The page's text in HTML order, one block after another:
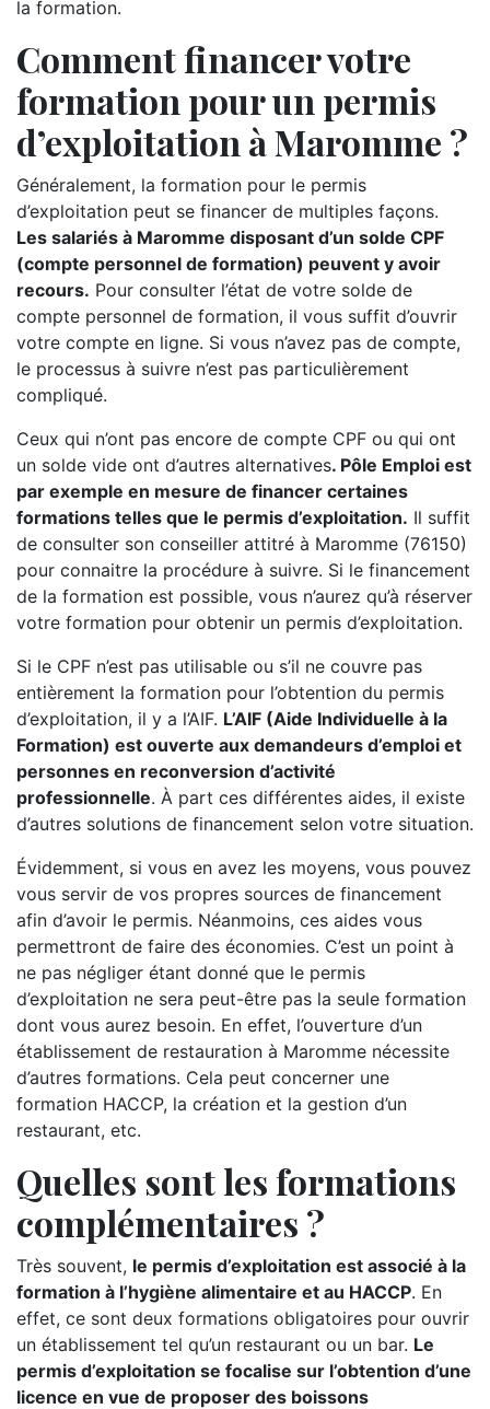
la formation.
Comment financer votre
formation pour un permis
d’exploitation à Maromme ?
Généralement, la formation pour le permis
d’exploitation peut se financer de multiples façons.
Les salariés à Maromme disposant d’un solde CPF
(compte personnel de formation) peuvent y avoir
recours. Pour consulter l’état de votre solde de
compte personnel de formation, il vous suffit d’ouvrir
votre compte en ligne. Si vous n’avez pas de compte,
le processus à suivre n’est pas particulièrement
compliqué.
Ceux qui n’ont pas encore de compte CPF ou qui ont
un solde vide ont d’autres alternatives. Pôle Emploi est
par exemple en mesure de financer certaines
formations telles que le permis d’exploitation. Il suffit
de consulter son conseiller attitré à Maromme (76150)
pour connaitre la procédure à suivre. Si le financement
de la formation est possible, vous n’aurez qu’à réserver
votre formation pour obtenir un permis d’exploitation.
Si le CPF n’est pas utilisable ou s’il ne couvre pas
entièrement la formation pour l’obtention du permis
d’exploitation, il y a l’AIF. L’AIF (Aide Individuelle à la
Formation) est ouverte aux demandeurs d’emploi et
personnes en reconversion d’activité
professionnelle. À part ces différentes aides, il existe
d’autres solutions de financement selon votre situation.
Évidemment, si vous en avez les moyens, vous pouvez
vous servir de vos propres sources de financement
afin d’avoir le permis. Néanmoins, ces aides vous
permettront de faire des économies. C’est un point à
ne pas négliger étant donné que le permis
d’exploitation ne sera peut-être pas la seule formation
dont vous aurez besoin. En effet, l’ouverture d’un
établissement de restauration à Maromme nécessite
d’autres formations. Cela peut concerner une
formation HACCP, la création et la gestion d’un
restaurant, etc.
Quelles sont les formations
complémentaires ?
Très souvent, le permis d’exploitation est associé à la
formation à l’hygiène alimentaire et au HACCP. En
effet, ce sont deux formations obligatoires pour ouvrir
un établissement tel qu’un restaurant ou un bar. Le
permis d’exploitation se focalise sur l’obtention d’une
licence en vue de proposer des boissons